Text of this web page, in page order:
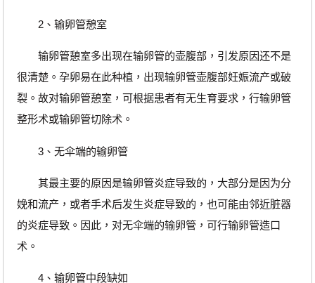
2、输卵管憩室
输卵管憩室多出现在输卵管的壶腹部，引发原因还不是
很清楚。孕卵易在此种植，出现输卵管壶腹部妊娠流产或破
裂。故对输卵管憩室，可根据患者有无生育要求，行输卵管
整形术或输卵管切除术。
3、无伞端的输卵管
其最主要的原因是输卵管炎症导致的，大部分是因为分
娩和流产，或者手术后发生炎症导致的，也可能由邻近脏器
的炎症导致。因此，对无伞端的输卵管，可行输卵管造口
术。
4、输卵管中段缺如